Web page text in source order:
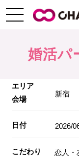
婚活パ
エリア
会場
新宿
日付 2026/
こだわり
恋人・